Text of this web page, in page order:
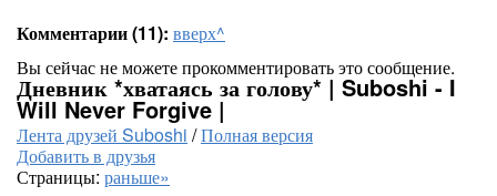
Комментарии (11): вверх^
Вы сейчас не можете прокомментировать это сообщение.
Дневник *хватаясь за голову* | Suboshi - I
Will Never Forgive |
Лента друзей Suboshi /Полная версия
Добавить в друзья
Страницы: раньше»